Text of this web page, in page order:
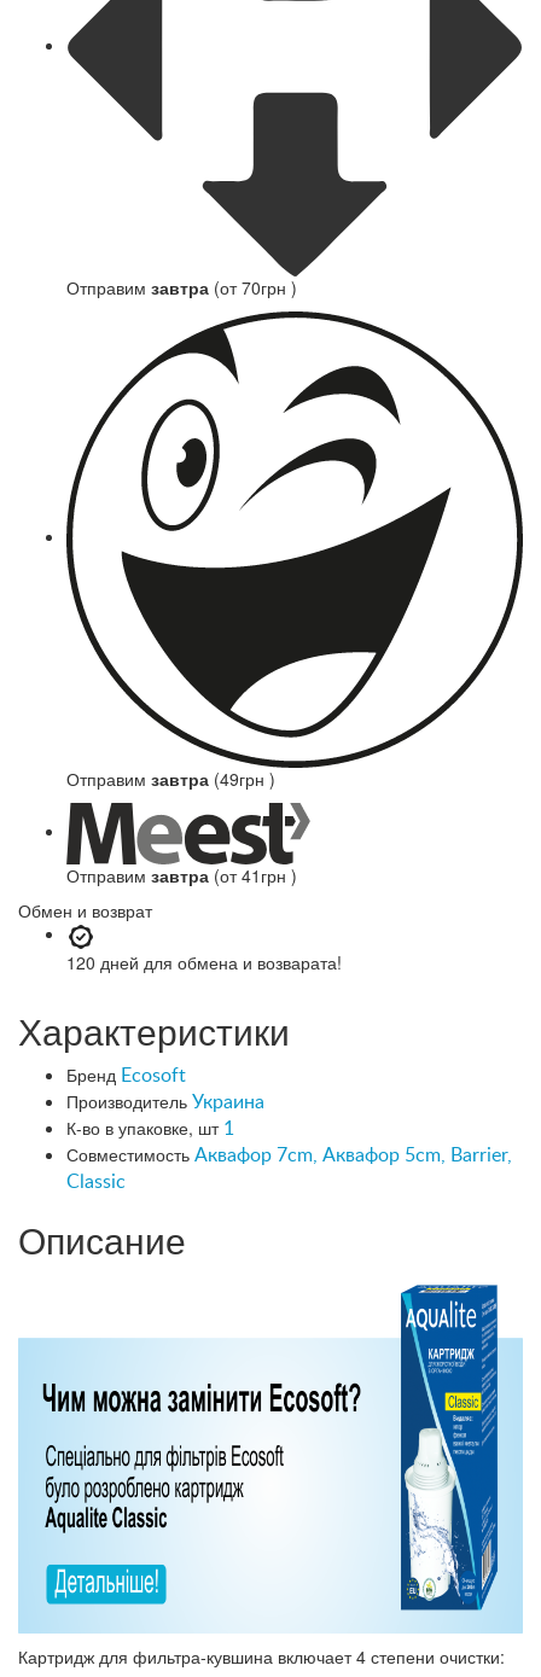
Отправим завтра (от 70грн )
Отправим завтра (49грн )
Отправим завтра (от 41грн )
Обмен и возврат
120 дней для обмена и возварата!
Характеристики
Бренд Ecosoft
Производитель Украина
К-во в упаковке, шт 1
Совместимость Аквафор 7cm, Аквафор 5cm, Barrier,
Classic
Описание
Картридж для фильтра-кувшина включает 4 степени очистки: